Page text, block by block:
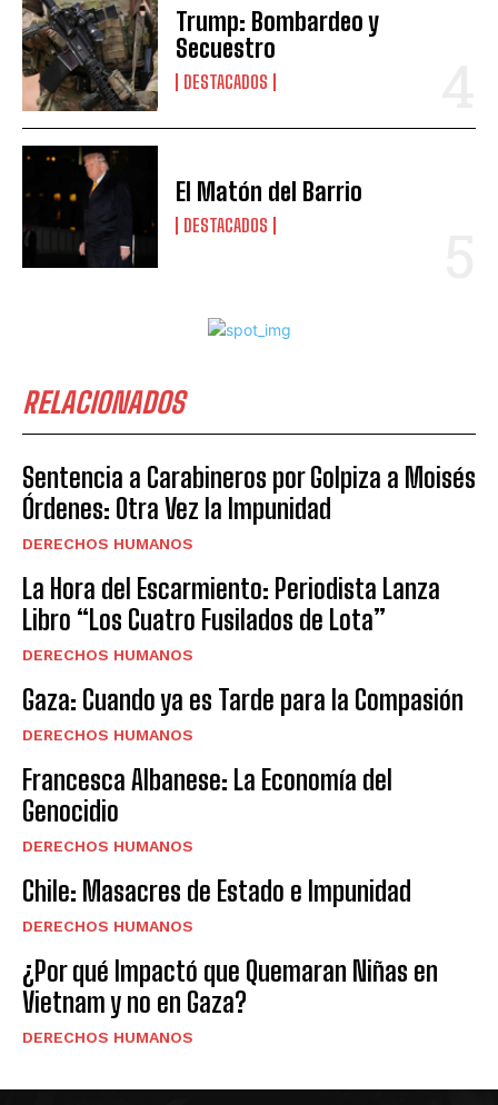
Trump: Bombardeo y
Secuestro
DESTACADOS
El Matón del Barrio
DESTACADOS
RELACIONADOS
Sentencia a Carabineros por Golpiza a Moisés
Órdenes: Otra Vez la Impunidad
DERECHOS HUMANOS
La Hora del Escarmiento: Periodista Lanza
Libro “Los Cuatro Fusilados de Lota”
DERECHOS HUMANOS
Gaza: Cuando ya es Tarde para la Compasión
DERECHOS HUMANOS
Francesca Albanese: La Economía del
Genocidio
DERECHOS HUMANOS
Chile: Masacres de Estado e Impunidad
DERECHOS HUMANOS
¿Por qué Impactó que Quemaran Niñas en
Vietnam y no en Gaza?
DERECHOS HUMANOS